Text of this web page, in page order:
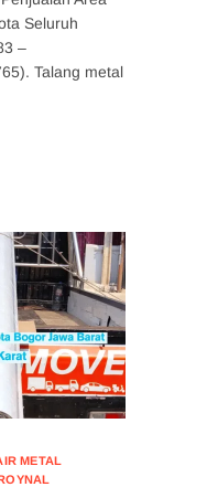
Seluruh
–
Talang metal
METAL